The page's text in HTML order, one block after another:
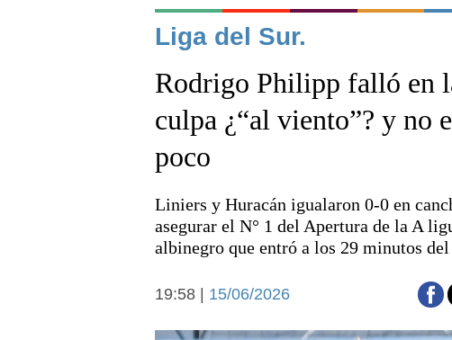
Noticias
La
El país
Liga
Fútbol
Arte y cultura
Liga del Sur.
Rodrigo Philipp falló en
culpa ¿“al viento”? y no
poco
Liniers y Huracán igualaron 0-0 en
asegurar el N° 1 del Apertura de la A
albinegro que entró a los 29 minutos
19:58 | 15/06/2026